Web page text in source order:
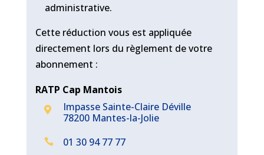
administrative.
Cette réduction vous est appliquée
directement lors du règlement de votre
abonnement :
RATP Cap Mantois

Impasse Sainte-Claire Déville
78200 Mantes-la-Jolie
 01 30 94 77 77